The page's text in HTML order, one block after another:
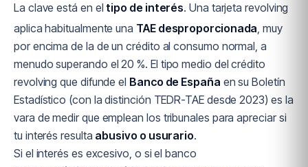
La clave está en eltipo de interés. Una tarjeta revolving
aplica habitualmente una TAE desproporcionada, muy
por encima de la de un crédito al consumo normal, a
menudo superando el 20 %. El tipo medio del crédito
revolving que difunde el Banco de España en su Boletín
Estadístico (con la distinción TEDR-TAE desde 2023) es la
vara de medir que emplean los tribunales para apreciar si
tu interés resulta abusivo o usurario.
Si el interés es excesivo, o si el banco